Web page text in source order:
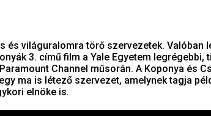
és világuralomra törő szervezetek. Valóban
3. című film a Yale Egyetem legrégebbi,
Channel műsorán. A Koponya és
ma is létező szervezet, amelynek tagja
elnöke is.